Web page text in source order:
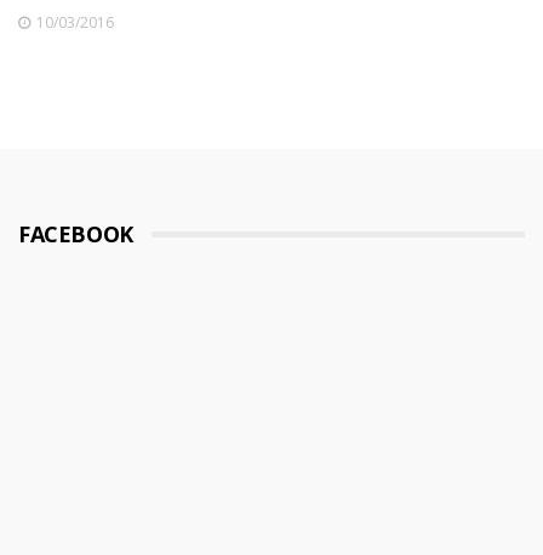
10/03/2016
FACEBOOK